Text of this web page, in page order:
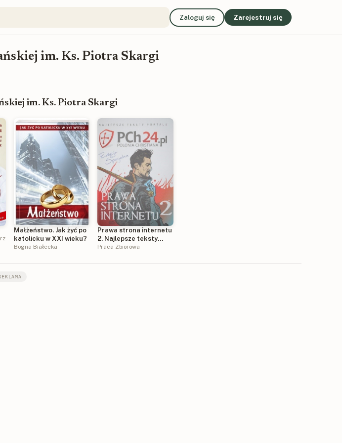
Zaloguj się Zarejestruj się
im. Ks. Piotra Skargi
im. Ks. Piotra Skargi
Małżeństwo. Jak żyć po
katolicku w XXI wieku?
Bogna Białecka
Prawa strona internetu
2. Najlepsze teksty
portalu PCh24.pl
Praca Zbiorowa